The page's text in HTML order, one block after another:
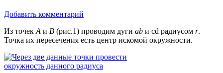
Добавить комментарий
Из точек А и В (рис.1) проводим дуги ab и cd радиусом r.
Точка их пересечения есть центр искомой окружности.